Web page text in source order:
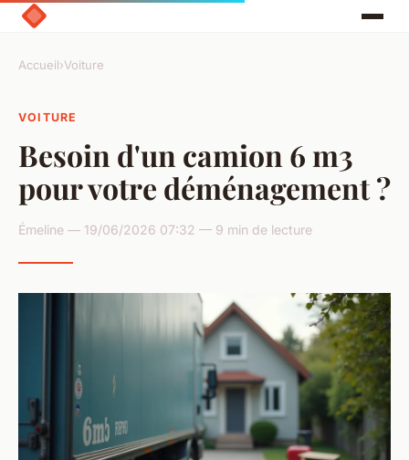
Accueil›Voiture
VOITURE
Besoin d'un camion 6 m3
pour votre déménagement ?
Émeline — 19/06/2026 07:32 — 9 min de lecture